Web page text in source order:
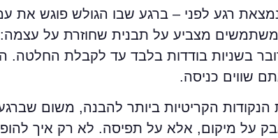
של משתמשים מצביע על תבנית שחוזרת על
בשניות בודדות בלבד עד לקבלת
שווים כניסה.
על מיקום, אלא על תפיסה. לא רק איך